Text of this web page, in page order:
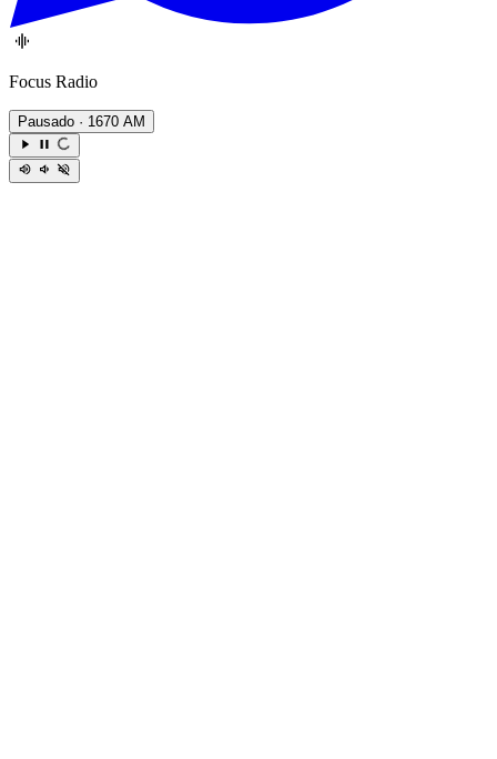
Focus Radio
Pausado · 1670 AM